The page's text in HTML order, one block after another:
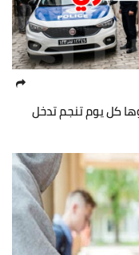
كل يوم تنجم تدخل